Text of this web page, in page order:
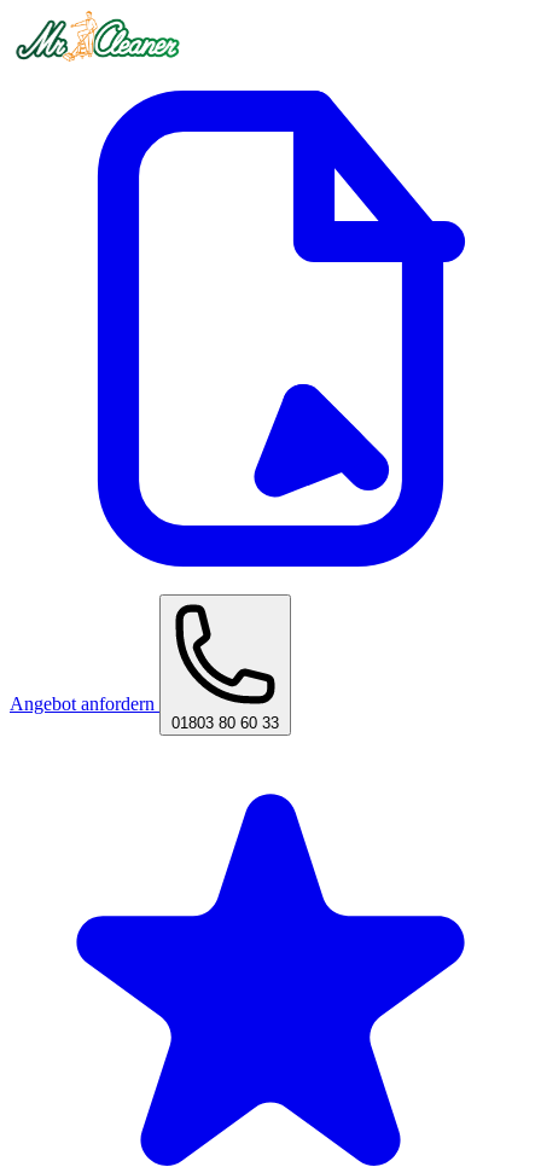
Angebot anfordern
01803 80 60 33